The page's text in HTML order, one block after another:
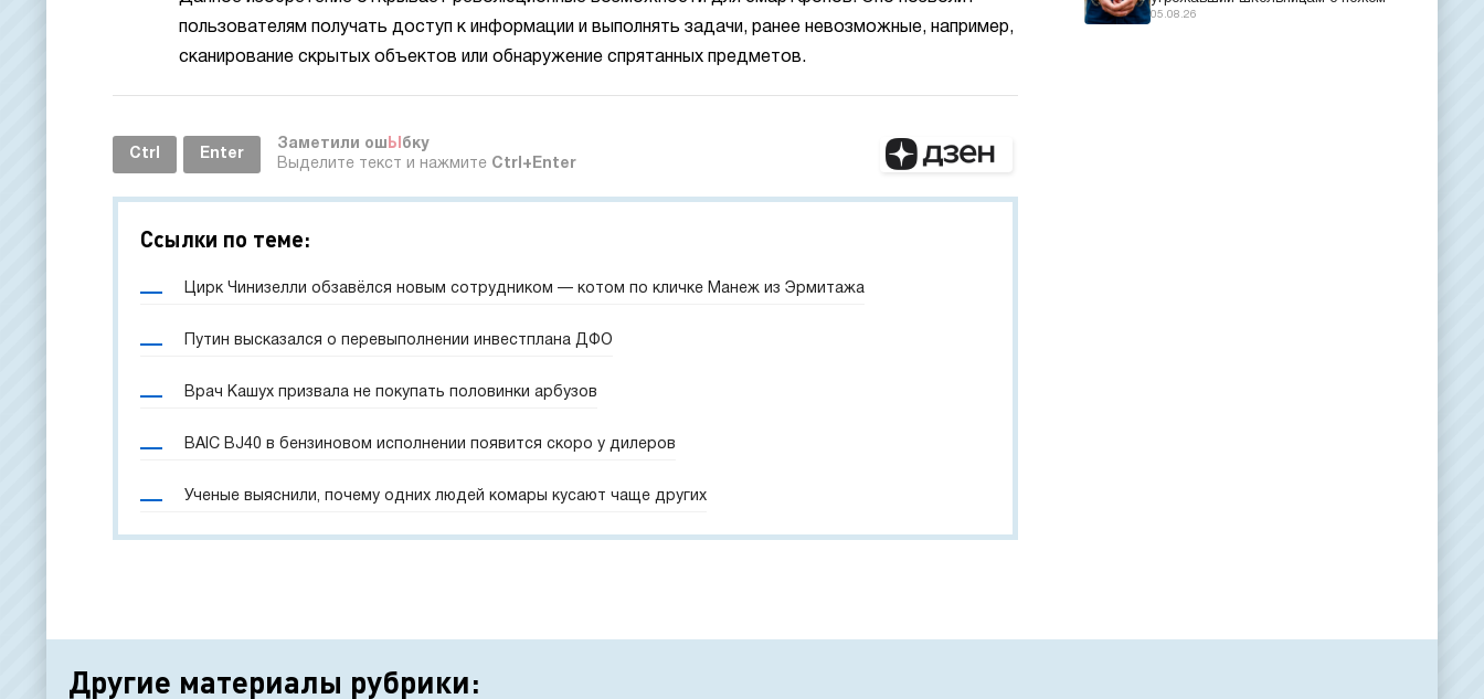
пользователям получать доступ к информации и выполнять задачи, ранее невозможные, например,
сканирование скрытых объектов или обнаружение спрятанных предметов.
Ctrl Enter
Заметили ош Ы бку
Выделите текст и нажмите Ctrl+Enter
Ссылки по теме:
Цирк Чинизелли обзавёлся новым сотрудником — котом по кличке Манеж из Эрмитажа
Путин высказался о перевыполнении инвестплана ДФО
Врач Кашух призвала не покупать половинки арбузов
BAIC BJ40 в бензиновом исполнении появится скоро у дилеров
Ученые выяснили, почему одних людей комары кусают чаще других
05.08.26
Другие материалы рубрики: